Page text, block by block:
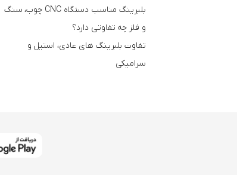
بلبرینگ مناسب دستگاه CNC چوب، سنگ
و فلز چه تفاوتی دارد؟
تفاوت بلبرینگ های عادی، استیل و
سرامیکی